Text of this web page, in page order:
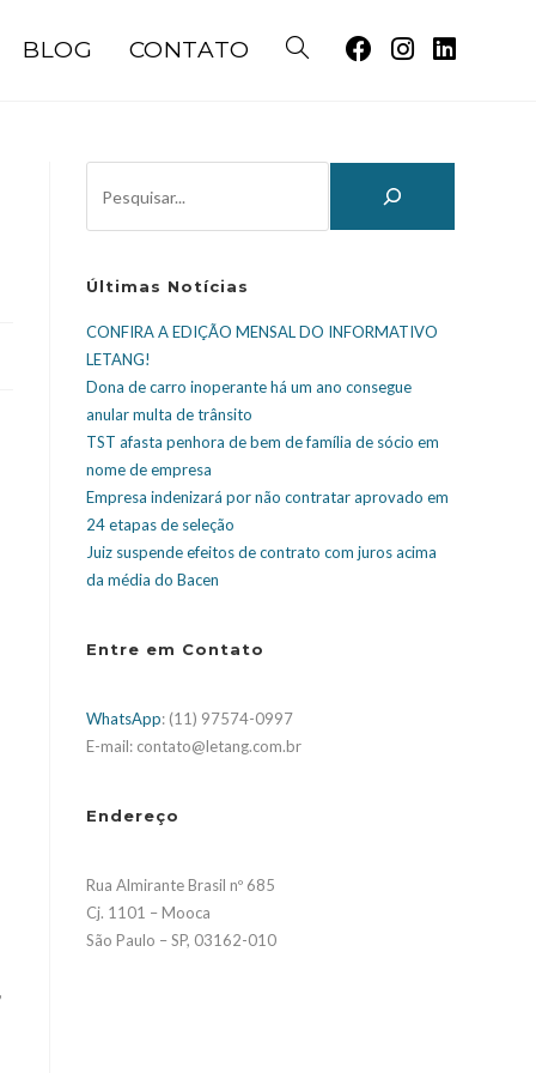
BLOG CONTATO
Últimas Notícias
CONFIRA A EDIÇÃO MENSAL DO INFORMATIVO
LETANG!
Dona de carro inoperante há um ano consegue
anular multa de trânsito
TST afasta penhora de bem de família de sócio em
nome de empresa
Empresa indenizará por não contratar aprovado em
24 etapas de seleção
Juiz suspende efeitos de contrato com juros acima
da média do Bacen
Entre em Contato
WhatsApp: (11) 97574-0997
E-mail: contato@letang.com.br
Endereço
Rua Almirante Brasil nº 685
Cj. 1101 – Mooca
São Paulo – SP, 03162-010